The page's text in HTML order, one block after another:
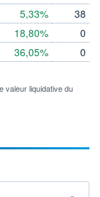
5,33%
18,80%
36,05%
38
0
0
valeur liquidative du